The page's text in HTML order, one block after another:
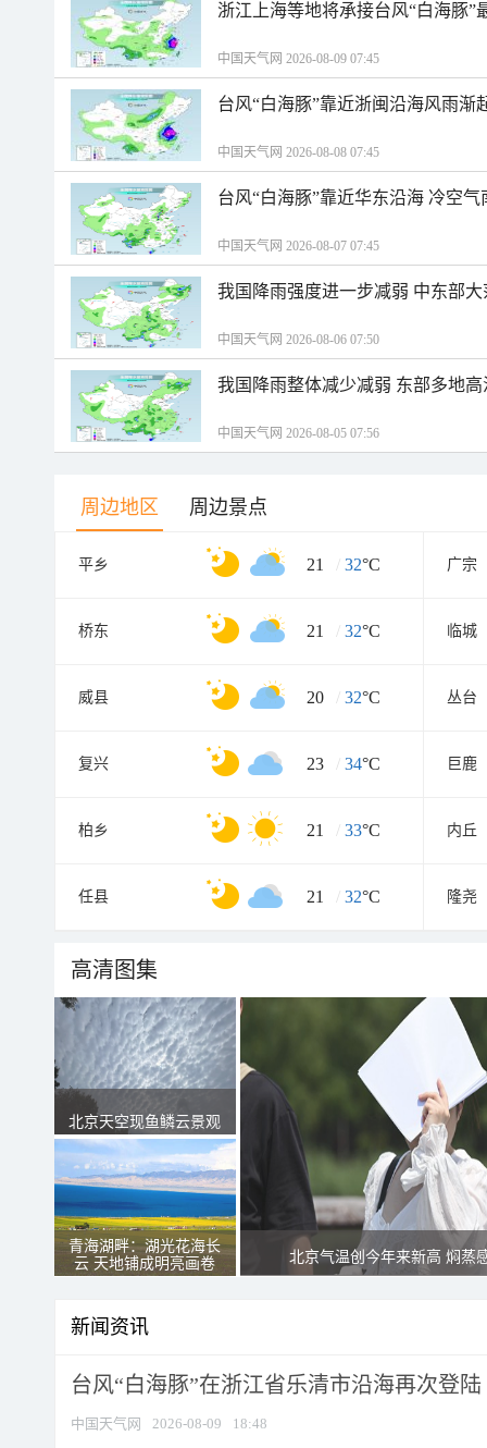
浙江上海等地将承接台风“白海豚”
中国天气网 2026-08-09 07:45
台风“白海豚”靠近浙闽沿海风雨渐
中国天气网 2026-08-08 07:45
台风“白海豚”靠近华东沿海 冷空
中国天气网 2026-08-07 07:45
我国降雨强度进一步减弱 中东部
中国天气网 2026-08-06 07:50
我国降雨整体减少减弱 东部多地
中国天气网 2026-08-05 07:56
周边地区 周边景点
平乡 21 / 32°C 广宗
桥东 21 / 32°C 临城
威县 20 / 32°C 丛台
复兴 23 / 34°C 巨鹿
柏乡 21 / 33°C 内丘
任县 21 / 32°C 隆尧
高清图集
北京天空现鱼鳞云景观
青海湖畔：湖光花海长
云 天地铺成明亮画卷
北京气温创今年来新高 焖蒸
新闻资讯
台风“白海豚”在浙江省乐清市沿海再次登陆
中国天气网 2026-08-09 18:48